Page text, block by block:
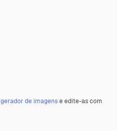
gerador de imagense edite-as com